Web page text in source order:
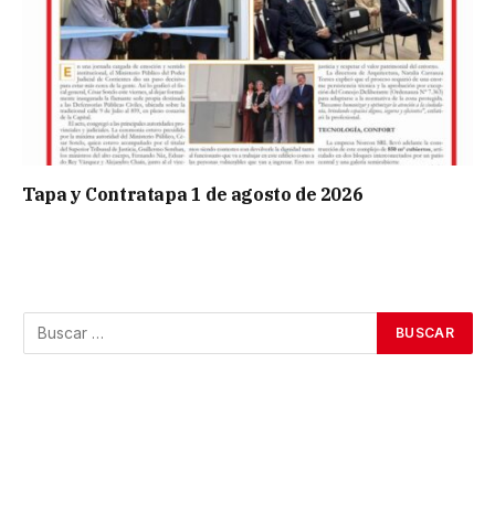
Tapa y Contratapa 1 de agosto de 2026